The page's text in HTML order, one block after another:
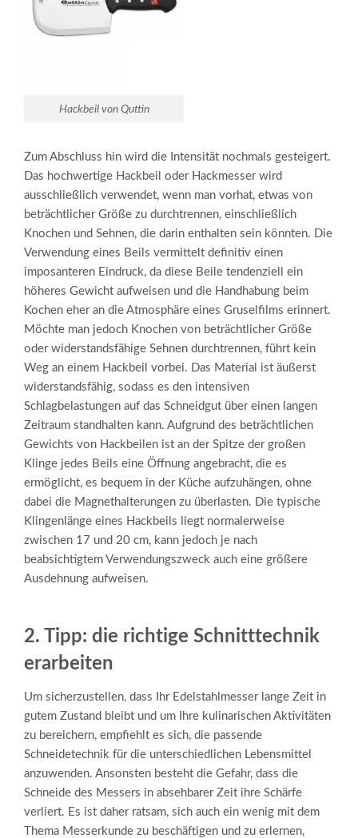
Hackbeil von Quttin
Zum Abschluss hin wird die Intensität nochmals gesteigert.
Das hochwertige Hackbeil oder Hackmesser wird
ausschließlich verwendet, wenn man vorhat, etwas von
beträchtlicher Größe zu durchtrennen, einschließlich
Knochen und Sehnen, die darin enthalten sein könnten. Die
Verwendung eines Beils vermittelt definitiv einen
imposanteren Eindruck, da diese Beile tendenziell ein
höheres Gewicht aufweisen und die Handhabung beim
Kochen eher an die Atmosphäre eines Gruselfilms erinnert.
Möchte man jedoch Knochen von beträchtlicher Größe
oder widerstandsfähige Sehnen durchtrennen, führt kein
Weg an einem Hackbeil vorbei. Das Material ist äußerst
widerstandsfähig, sodass es den intensiven
Schlagbelastungen auf das Schneidgut über einen langen
Zeitraum standhalten kann. Aufgrund des beträchtlichen
Gewichts von Hackbeilen ist an der Spitze der großen
Klinge jedes Beils eine Öffnung angebracht, die es
ermöglicht, es bequem in der Küche aufzuhängen, ohne
dabei die Magnethalterungen zu überlasten. Die typische
Klingenlänge eines Hackbeils liegt normalerweise
zwischen 17 und 20 cm, kann jedoch je nach
beabsichtigtem Verwendungszweck auch eine größere
Ausdehnung aufweisen.
2. Tipp: die richtige Schnitttechnik
erarbeiten
Um sicherzustellen, dass Ihr Edelstahlmesser lange Zeit in
gutem Zustand bleibt und um Ihre kulinarischen Aktivitäten
zu bereichern, empfiehlt es sich, die passende
Schneidetechnik für die unterschiedlichen Lebensmittel
anzuwenden. Ansonsten besteht die Gefahr, dass die
Schneide des Messers in absehbarer Zeit ihre Schärfe
verliert. Es ist daher ratsam, sich auch ein wenig mit dem
Thema Messerkunde zu beschäftigen und zu erlernen,